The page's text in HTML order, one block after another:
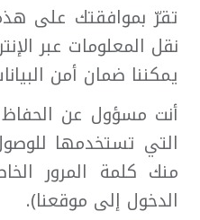
تقرّ بموافقتك على
نقل المعلومات عبر
يمكننا ضمان أمن
أنت مسؤول عن
التي تستخدمها
منك كلمة المرور
الدخول إلى موقعنا).